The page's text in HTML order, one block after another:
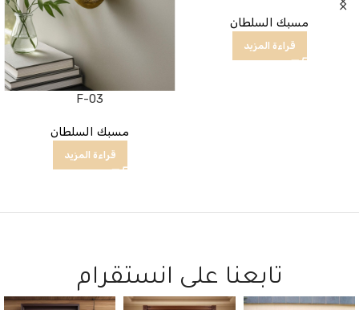
مسبك السلطان
قراءة المزيد
F-03
مسبك السلطان
قراءة المزيد
تابعنا على انستقرام